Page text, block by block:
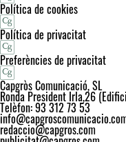
Política de cookies
Política de privacitat
Preferències de privacitat
Capgròs Comunicació, SL
Ronda President Irla,26
Telèfon: 93 312 73 53
redaccio@capgros.com